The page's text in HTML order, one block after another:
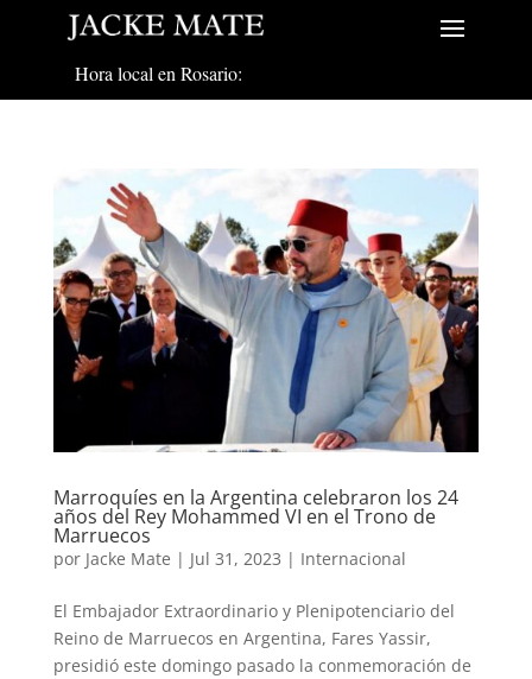
Hora local en Rosario:
Marroquíes en la Argentina celebraron los 24
años del Rey Mohammed VI en el Trono de
Marruecos
por Jacke Mate | Jul 31, 2023 | Internacional
El Embajador Extraordinario y Plenipotenciario del
Reino de Marruecos en Argentina, Fares Yassir,
presidió este domingo pasado la conmemoración de